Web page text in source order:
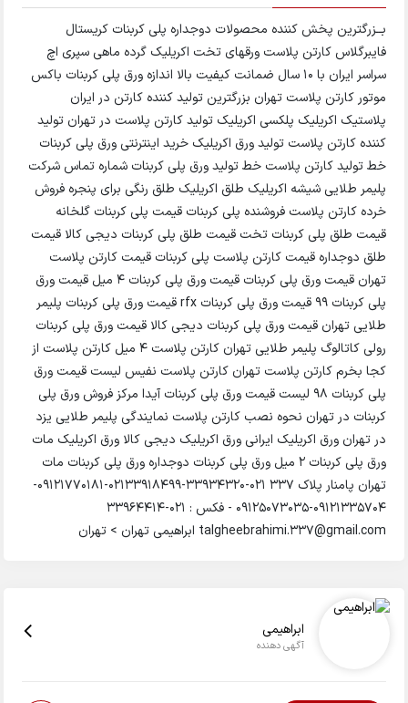
بــزرگترین پخش کننده محصولات دوجداره پلی کربنات کریستال
فایبرگلاس کارتن پلاست ورقهای تخت اکریلیک گرده ماهی سپری اچ
سراسر ایران با 10 سال ضمانت کیفیت بالا اندازه ورق پلی کربنات باکس
موتور کارتن پلاست تهران بزرگترین تولید کننده کارتن در ایران
پلاستیک اکریلیک پلکسی اکریلیک تولید کارتن پلاست در تهران تولید
کننده کارتن پلاست تولید ورق اکریلیک خرید اینترنتی ورق پلی کربنات
خط تولید کارتن پلاست خط تولید ورق پلی کربنات شماره تماس شرکت
پلیمر طلایی شیشه اکریلیک طلق اکریلیک طلق رنگی برای پنجره فروش
خرده کارتن پلاست فروشنده پلی کربنات قیمت پلی کربنات گلخانه
قیمت طلق پلی کربنات تخت قیمت طلق پلی کربنات دیجی کالا قیمت
طلق دوجداره قیمت کارتن پلاست پلی کربنات قیمت کارتن پلاست
تهران قیمت ورق پلی کربنات قیمت ورق پلی کربنات 4 میل قیمت ورق
پلی کربنات ۹۹ قیمت ورق پلی کربنات rfx قیمت ورق پلی کربنات پلیمر
طلایی تهران قیمت ورق پلی کربنات دیجی کالا قیمت ورق پلی کربنات
رولی کاتالوگ پلیمر طلایی تهران کارتن پلاست ۴ میل کارتن پلاست از
کجا بخرم کارتن پلاست تهران کارتن پلاست نفیس لیست قیمت ورق
پلی کربنات 98 لیست قیمت ورق پلی کربنات آیدا مرکز فروش ورق پلی
کربنات در تهران نحوه نصب کارتن پلاست نمایندگی پلیمر طلایی یزد
در تهران ورق اکریلیک ایرانی ورق اکریلیک دیجی کالا ورق اکریلیک مات
ورق پلی کربنات 2 میل ورق پلی کربنات دوجداره ورق پلی کربنات مات
تهران پامنار پلاک 337 021-33934320-02133918499-09121770181-
09121335704-09125073035 - فکس : 021-33964414
talgheebrahimi.337@gmail.com ابراهیمی تهران > تهران
ابراهیمی
آگهی دهنده